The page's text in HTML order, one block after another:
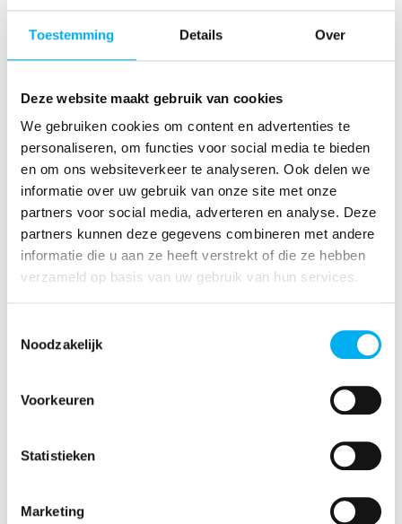
Toestemming Details Over
Deze website maakt gebruik van cookies
We gebruiken cookies om content en advertenties te
personaliseren, om functies voor social media te bieden
en om ons websiteverkeer te analyseren. Ook delen we
informatie over uw gebruik van onze site met onze
partners voor social media, adverteren en analyse. Deze
partners kunnen deze gegevens combineren met andere
informatie die u aan ze heeft verstrekt of die ze hebben
verzameld op basis van uw gebruik van hun services.
Noodzakelijk
Voorkeuren
Statistieken
Marketing
je hier twijfels over neem dan zeker contact op
met je PM’er of mail naar
lokalen@klj.be.
wat er in deze overeenkomst staat.
Zorg ervoor dat iedereen van de leiding de
huisregels kent.
Onderhoud eengoede bandmet de eigenaar.
Zorg voor eenbrandveiliglokaal.
Heb aandacht voor jeenergieverbruik.
Meer over lokalen
terug over hoe je het best omgaat met je lokaal.